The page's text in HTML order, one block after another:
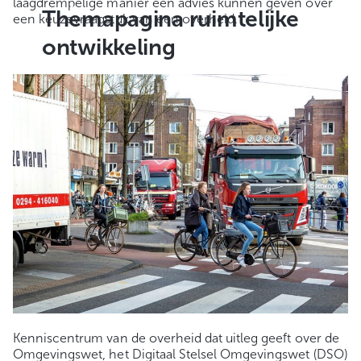
een keuzevraagstuk van een overheid.
Themapagina ruimtelijke
ontwikkeling
Kenniscentrum van de overheid dat uitleg geeft over de
Omgevingswet, het Digitaal Stelsel Omgevingswet (DSO)